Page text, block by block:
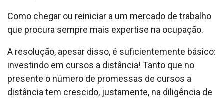
Como chegar ou reiniciar a um mercado de trabalho
que procura sempre mais expertise na ocupação.
A resolução, apesar disso, é suficientemente básico:
investindo em cursos a distância! Tanto que no
presente o número de promessas de cursos a
distância tem crescido, justamente, na diligência de